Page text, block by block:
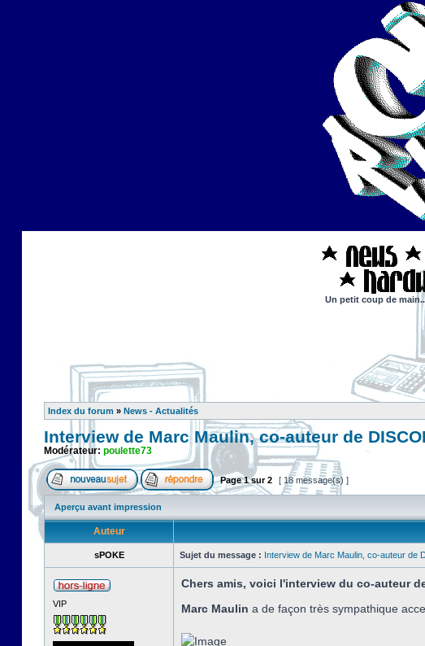
Un petit coup de
Index du forum » News - Actualités
Interview de Marc Maulin, co-auteur de
Modérateur: poulette73
Page1sur2 [ 18 message(s) ]
Aperçu avant impression
Auteur
sPOKE Sujet du message : Interview de Marc Maulin, co-auteur de
VIP
Chers amis, voici l'interview du co-auteur
Marc Maulin a de façon très sympathique